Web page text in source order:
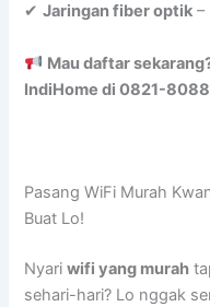
✔Jaringan fiber optik –
Mau daftar
IndiHome di 0821-
Pasang WiFi Murah
Buat Lo!
Nyariwifi yang murah
sehari-hari? Lo nggak